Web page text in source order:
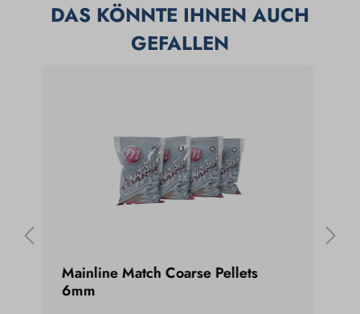
DAS KÖNNTE IHNEN AUCH
GEFALLEN
Mainline Match Coarse Pellets
6mm